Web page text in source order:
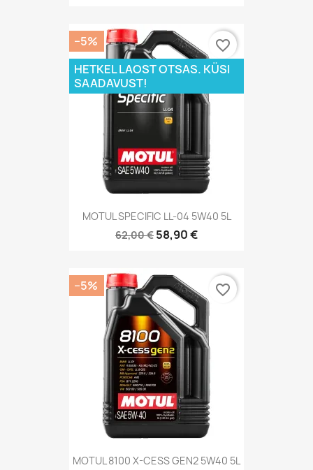
MOTUL SPECIFIC LL-04 5W40 5L
62,00 € 58,90 €
−5%
HETKEL LAOST OTSAS. KÜSI
SAADAVUST!
favorite_border
MOTUL 8100 X-CESS GEN2 5W40 5L
−5% favorite_border